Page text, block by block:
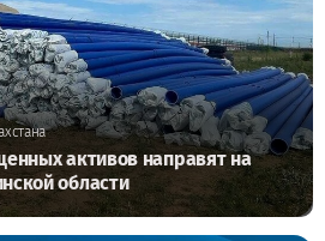
активов направят на
области